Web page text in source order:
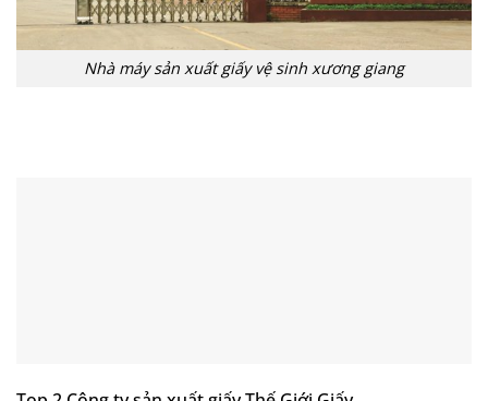
Nhà máy sản xuất giấy vệ sinh xương giang